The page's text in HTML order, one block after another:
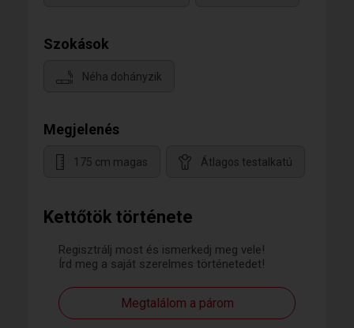
Kettőtök története
Regisztrálj most és ismerkedj meg vele!
Írd meg a saját szerelmes történetedet!
Megtalálom a párom
Szokások
Néha dohányzik
Megjelenés
175 cm magas Átlagos testalkatú